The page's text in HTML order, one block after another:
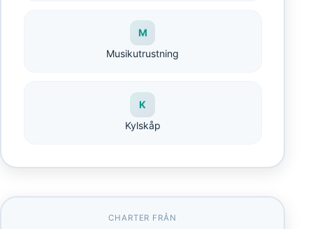
M
Musikutrustning
K
Kylskåp
CHARTER FRÅN